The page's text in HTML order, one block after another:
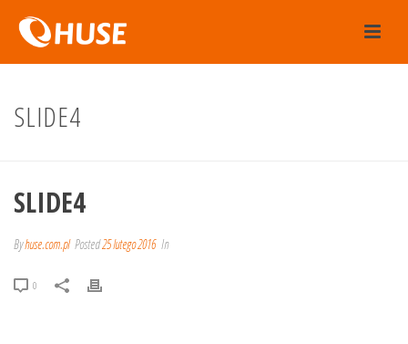
SLIDE4
SLIDE4
Byhuse.com.pl Posted25 lutego 2016 In
0